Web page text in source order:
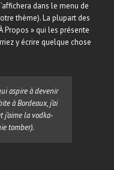
dans le menu de
thème). La plupart des
Propos » qui les présente
y écrire quelque chose
aspire à devenir
à Bordeaux, j’ai
j’aime la vodka-
tomber).